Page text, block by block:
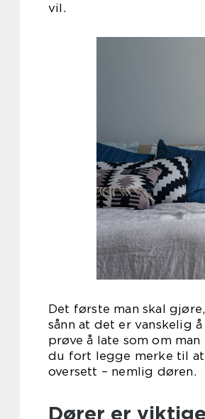
vil.
Det første man skal
sånn at det er vanskelig
prøve å late som om
du fort legge merke til
oversett
Dører er